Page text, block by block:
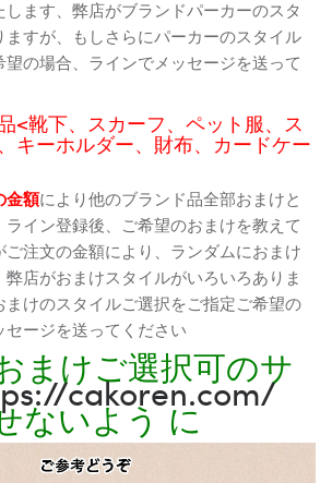
ます、弊店がブランドパーカーのスタ
すが、もしさらにパーカーのスタイル
の場合、ラインでメッセージを送って
<靴下、スカーフ、ペット服、ス
キーホルダー、財布、カードケー
金額により他のブランド品全部おまけと
ライン登録後、ご希望のおまけを教えて
ご注文の金額により、ランダムにおまけ
店がおまけスタイルがいろいろありま
けのスタイルご選択をご指定ご希望の
ージを送ってください
まけご選択可のサ
cakoren.com/
ないよう に